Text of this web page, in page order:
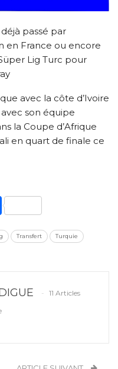
passé par
en France ou encore
Lig Turc pour
avec la côte d’Ivoire
son équipe
la Coupe d’Afrique
en quart de finale ce
Partager
Transfert Turquie
11 Articles